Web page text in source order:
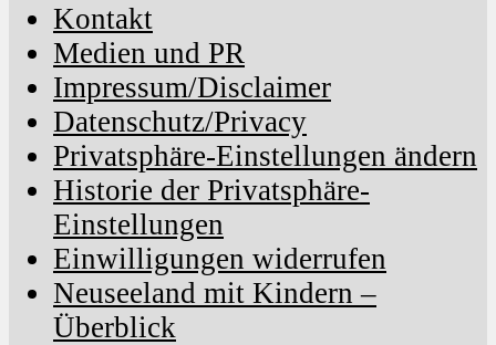
Kontakt
Medien und PR
Impressum/Disclaimer
Datenschutz/Privacy
Privatsphäre-Einstellungen ändern
Historie der Privatsphäre-
Einstellungen
Einwilligungen widerrufen
Neuseeland mit Kindern –
Überblick